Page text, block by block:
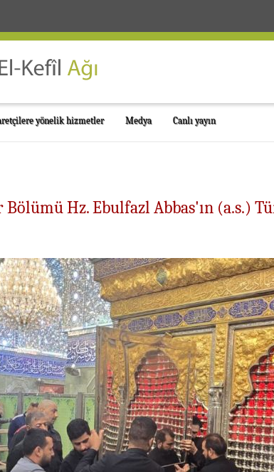
yönelik hizmetler Medya Canlı yayın
Hz. Ebulfazl Abbas'ın (a.s.)